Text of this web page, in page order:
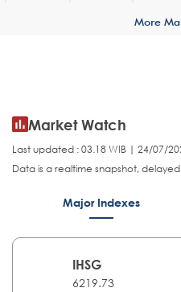
More
Market Watch
Last updated : 03.18 WIB | 24/07/
Data is a realtime snapshot,
Major Indexes
IHSG
6219.73